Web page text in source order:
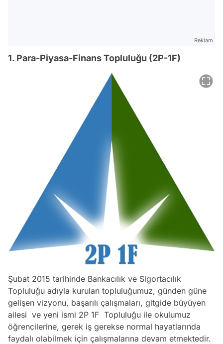
Reklam
1. Para-Piyasa-Finans Topluluğu (2P-1F)
Şubat 2015 tarihinde Bankacılık ve Sigortacılık
Topluluğu adıyla kurulan topluluğumuz, günden güne
gelişen vizyonu, başarılı çalışmaları, gitgide büyüyen
ailesi ve yeni ismi 2P 1F Topluluğu ile okulumuz
öğrencilerine, gerek iş gerekse normal hayatlarında
faydalı olabilmek için çalışmalarına devam etmektedir.